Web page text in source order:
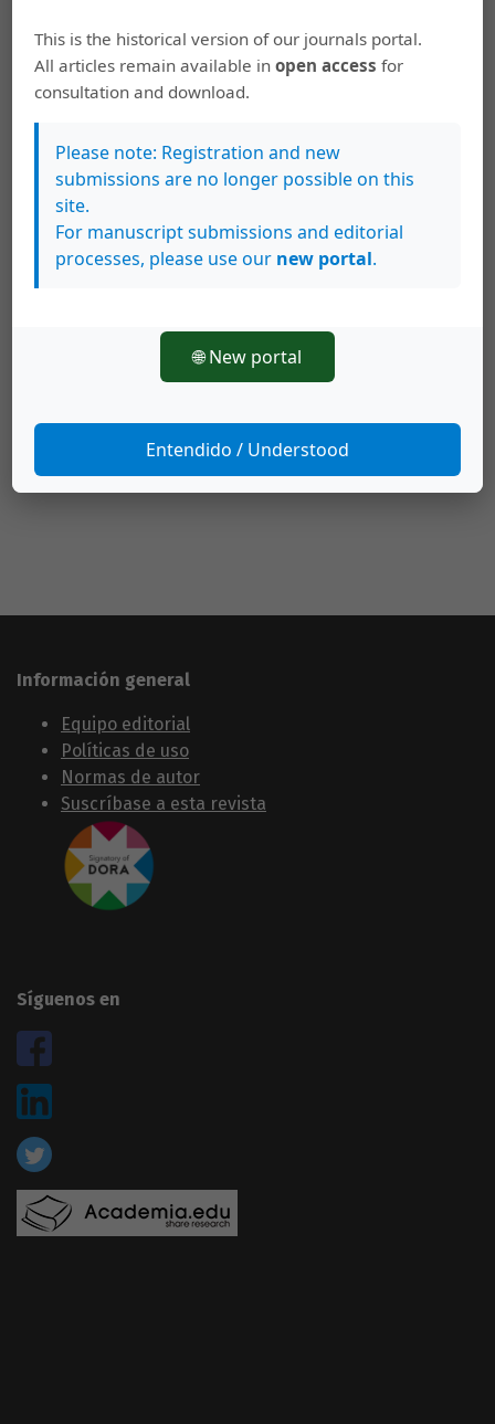
Ucelay Da Cal, M. (1951). Los españoles pintados por sí
mismos (1843-44). Estudio de un género costumbrista.
Descargas
Información general
Equipo editorial
Políticas de uso
Normas de autor
Suscríbase a esta revista
Síguenos en
This is the historical version of our journals portal.
All articles remain available inopen access for
consultation and download.
Please note: Registration and new
submissions are no longer possible on this
site.
For manuscript submissions and editorial
processes, please use our new portal.
🌐 New portal
Entendido / Understood